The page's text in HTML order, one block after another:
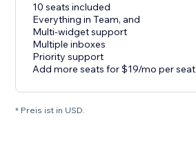
10 seats included
Everything in Team, and
Multi-widget support
Multiple inboxes
Priority support
Add more seats for $19/mo per seat
* Preis ist in USD.